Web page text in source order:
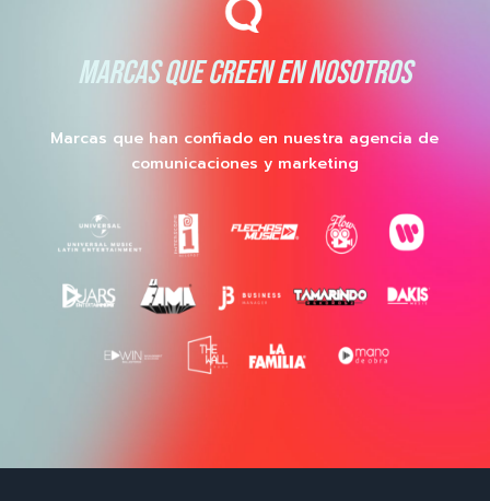
MARCAS QUE CREEN EN NOSOTROS
Marcas que han confiado en nuestra agencia de
comunicaciones y marketing